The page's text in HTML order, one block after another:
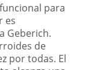
para
es
Geberich.
de
por todas. El